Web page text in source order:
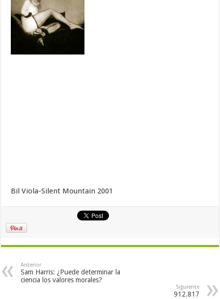
Bil Viola-Silent Mountain 2001
Anterior
Sam Harris: ¿Puede determinar la
ciencia los valores morales?
Siguiente
912.817